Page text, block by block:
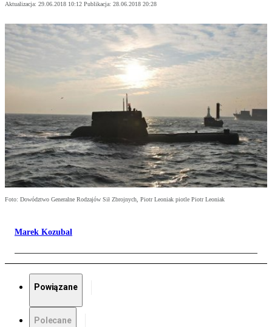
Aktualizacja: 29.06.2018 10:12 Publikacja: 28.06.2018 20:28
Foto: Dowództwo Generalne Rodzajów Sił Zbrojnych, Piotr Leoniak piotle Piotr Leoniak
Marek Kozubal
Powiązane
Polecane